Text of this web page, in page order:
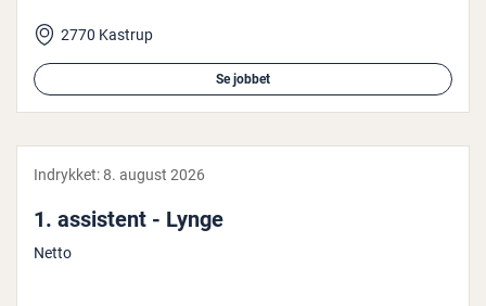
2770 Kastrup
Se jobbet
Indrykket:8. august 2026
1. assistent - Lynge
Netto